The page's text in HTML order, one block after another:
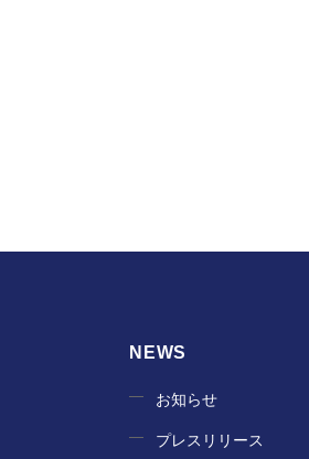
NEWS
お知らせ
プレスリリース